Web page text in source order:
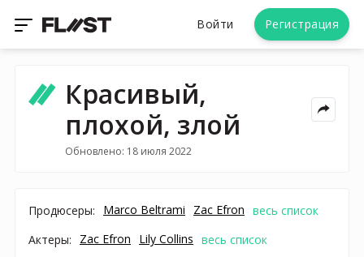
Войти Регистрация
Красивый,
плохой, злой
Обновлено: 18 июля 2022
Продюсеры: Marco Beltrami Zac Efron весь список
Актеры:
Zac Efron Lily Collins весь список